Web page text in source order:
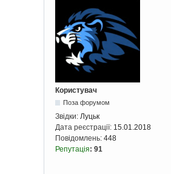
Користувач
Поза форумом
Звідки: Луцьк
Дата реєстрації: 15.01.2018
Повідомлень: 448
Репутація: 91